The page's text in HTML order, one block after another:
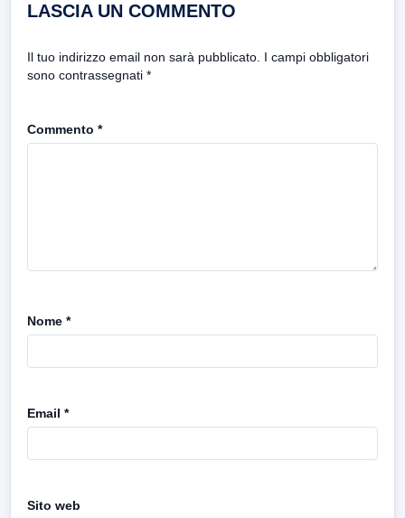
LASCIA UN COMMENTO
Il tuo indirizzo email non sarà pubblicato. I campi obbligatori
sono contrassegnati *
Commento *
Nome *
Email *
Sito web